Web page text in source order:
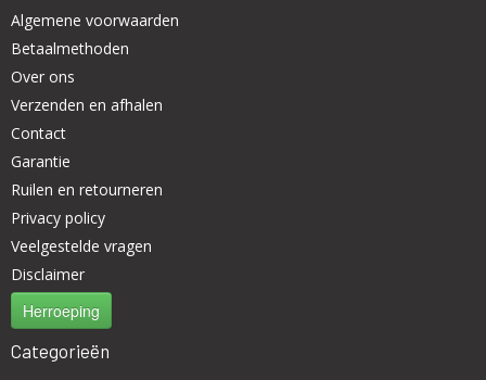
Algemene voorwaarden
Betaalmethoden
Over ons
Verzenden en afhalen
Contact
Garantie
Ruilen en retourneren
Privacy policy
Veelgestelde vragen
Disclaimer
Herroeping
Categorieën